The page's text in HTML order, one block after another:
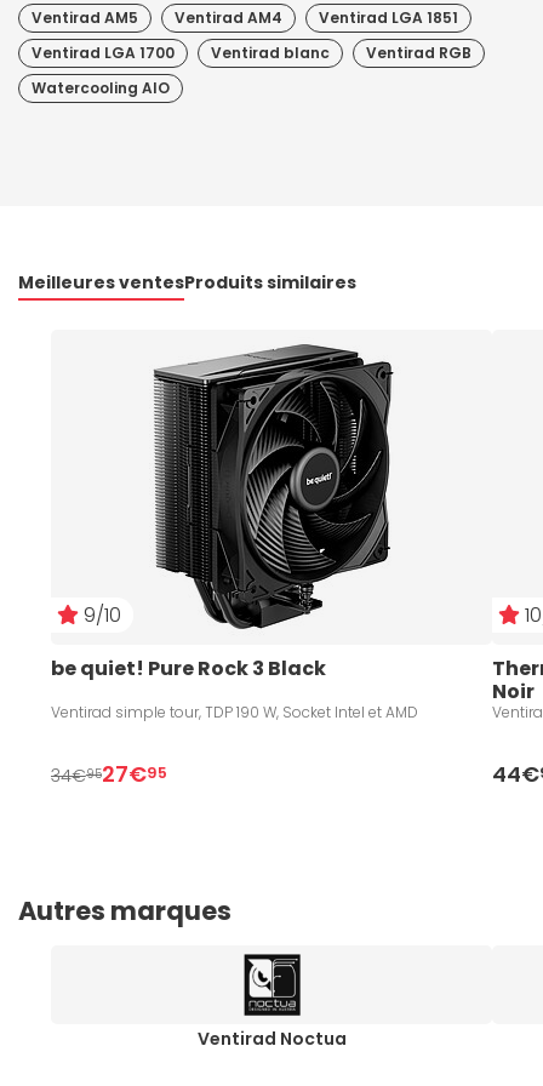
Ventirad AM5 Ventirad AM4
Ventirad LGA 1851
Ventirad LGA 1700
Ventirad blanc
Ventirad RGB
Watercooling AIO
Meilleures ventesProduits similaires
9/10
be quiet! Pure Rock 3 Black
Ventirad simple tour, TDP 190 W, Socket Intel et AMD
34€9527€95
Noir
44€
Autres marques
Ventirad Noctua